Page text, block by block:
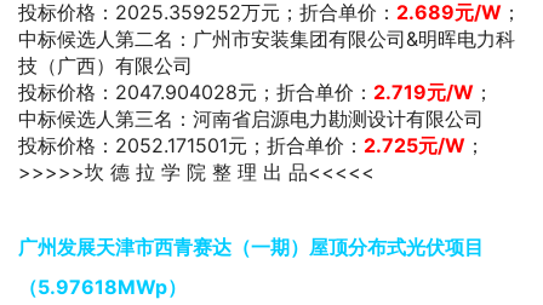
投标价格：2025.359252万元；折合单价： 2.689元/W ；
中标候选人第二名：广州市安装集团有限公司&明晖电力科
技（广西）有限公司
投标价格：2047.904028元；折合单价： 2.719元/W ；
中标候选人第三名：河南省启源电力勘测设计有限公司
投标价格：2052.171501元；折合单价： 2.725元/W ；
>>>>>坎 德 拉 学 院 整 理 出 品<<<<<
广州发展天津市西青赛达（一期）屋顶分布式光伏项目
（5.97618MWp）